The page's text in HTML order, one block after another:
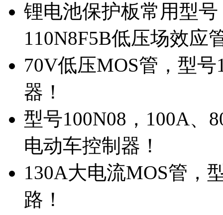
锂电池保护板常用型
110N8F5B低压场效应
70V低压MOS管，型
器！
型号100N08，100A、
电动车控制器！
130A大电流MOS管，
路！